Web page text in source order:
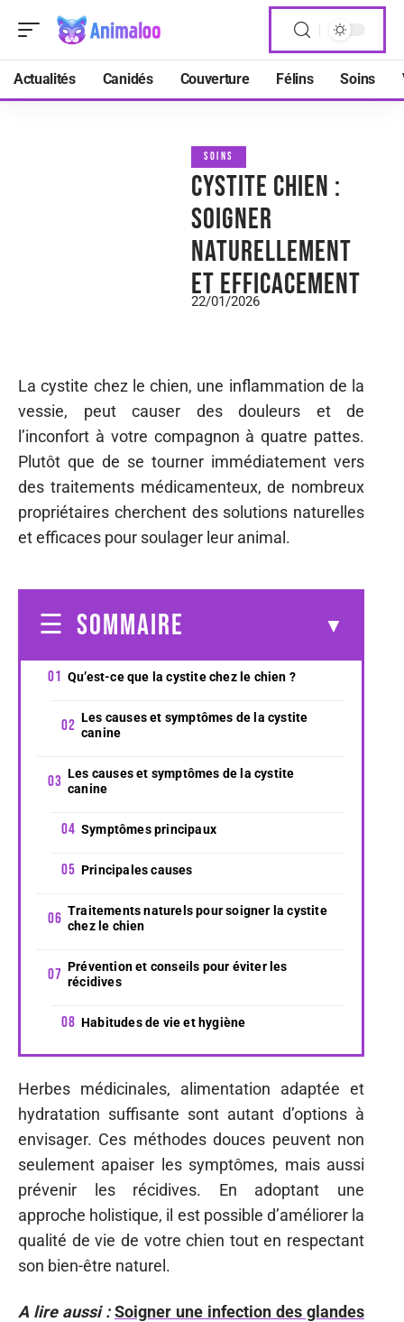
Actualités Canidés Couverture Félins Soins
SOINS
Cystite chien :
soigner
naturellement
et efficacement
22/01/2026
La cystite chez le chien, une inflammation de la
vessie, peut causer des douleurs et de
l’inconfort à votre compagnon à quatre pattes.
Plutôt que de se tourner immédiatement vers
des traitements médicamenteux, de nombreux
propriétaires cherchent des solutions naturelles
et efficaces pour soulager leur animal.
SOMMAIRE
Qu’est-ce que la cystite chez le chien ?
Les causes et symptômes de la cystite
canine
Les causes et symptômes de la cystite
canine
Symptômes principaux
Principales causes
Traitements naturels pour soigner la cystite
chez le chien
Prévention et conseils pour éviter les
récidives
Habitudes de vie et hygiène
Herbes médicinales, alimentation adaptée et
hydratation suffisante sont autant d’options à
envisager. Ces méthodes douces peuvent non
seulement apaiser les symptômes, mais aussi
prévenir les récidives. En adoptant une
approche holistique, il est possible d’améliorer la
qualité de vie de votre chien tout en respectant
son bien-être naturel.
A lire aussi : Soigner une infection des glandes